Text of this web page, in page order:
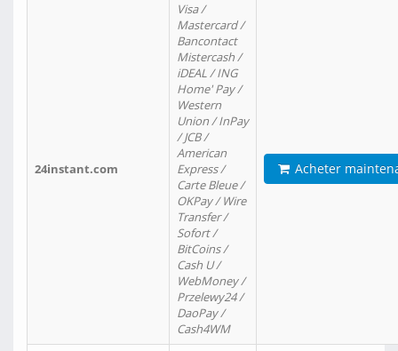
24instant.com
Visa /
Mastercard /
Bancontact
Mistercash /
iDEAL / ING
Home' Pay /
Western
Union / InPay
/ JCB /
American
Express /
Carte Bleue /
OKPay / Wire
Transfer /
Sofort /
BitCoins /
Cash U /
WebMoney /
Przelewy24 /
DaoPay /
Cash4WM
Acheter